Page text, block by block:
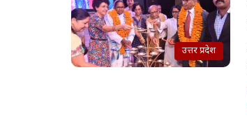
उत्तर प्रदेश